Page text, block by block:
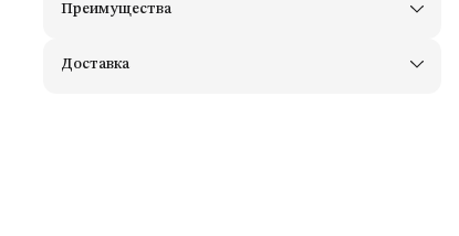
Преимущества
Оплата — картой, СБП или наличными
Доставка